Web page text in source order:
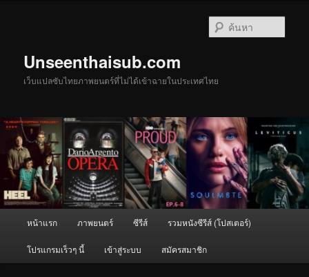
Unseenthaisub.com
เว็บแปลซับไทยภาพยนตร์ที่ไม่ได้เข้าฉายในประเทศไทย
หน้าแรก ภาพยนตร์ ซีรีส์ รวมหนังซีรีส์ (โปสเตอร์)
โปรแกรมเร็วๆ นี้ เข้าสู่ระบบ สมัครสมาชิก